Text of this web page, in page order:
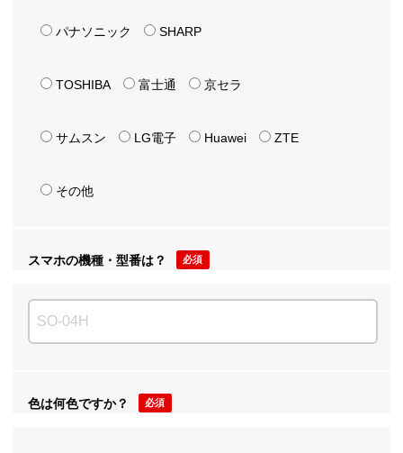
パナソニック SHARP
TOSHIBA 富士通 京セラ
サムスン LG電子 Huawei ZTE
その他
スマホの機種・型番は？ 必須
色は何色ですか？ 必須